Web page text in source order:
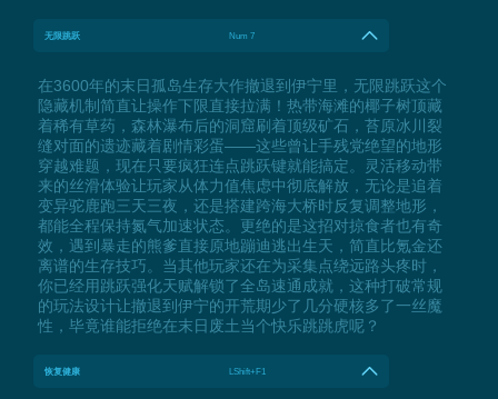
无限跳跃 Num 7
在3600年的末日孤岛生存大作撤退到伊宁里，无限跳跃这个
隐藏机制简直让操作下限直接拉满！热带海滩的椰子树顶藏
着稀有草药，森林瀑布后的洞窟刷着顶级矿石，苔原冰川裂
缝对面的遗迹藏着剧情彩蛋——这些曾让手残党绝望的地形
穿越难题，现在只要疯狂连点跳跃键就能搞定。灵活移动带
来的丝滑体验让玩家从体力值焦虑中彻底解放，无论是追着
变异驼鹿跑三天三夜，还是搭建跨海大桥时反复调整地形，
都能全程保持氮气加速状态。更绝的是这招对掠食者也有奇
效，遇到暴走的熊爹直接原地蹦迪逃出生天，简直比氪金还
离谱的生存技巧。当其他玩家还在为采集点绕远路头疼时，
你已经用跳跃强化天赋解锁了全岛速通成就，这种打破常规
的玩法设计让撤退到伊宁的开荒期少了几分硬核多了一丝魔
性，毕竟谁能拒绝在末日废土当个快乐跳跳虎呢？
恢复健康 LShift+F1